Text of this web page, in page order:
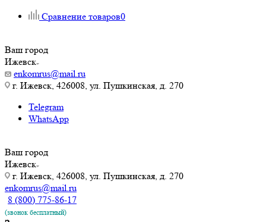
Сравнение товаров0
Ваш город
Ижевск
enkomrus@mail.ru
г. Ижевск, 426008, ул. Пушкинская, д. 270
Telegram
WhatsApp
Ваш город
Ижевск
г. Ижевск, 426008, ул. Пушкинская, д. 270
enkomrus@mail.ru
8 (800) 775-86-17
(звонок бесплатный)